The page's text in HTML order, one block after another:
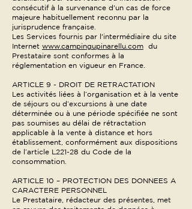
consécutif à la survenance d'un cas de force
majeure habituellement reconnu par la
jurisprudence française.
Les Services fournis par l'intermédiaire du site
Internet www.campingupinarellu.com du
Prestataire sont conformes à la
réglementation en vigueur en France.
ARTICLE 9 - DROIT DE RETRACTATION
Les activités liées à l’organisation et à la vente
de séjours ou d’excursions à une date
déterminée ou à une période spécifiée ne sont
pas soumises au délai de rétractation
applicable à la vente à distance et hors
établissement, conformément aux dispositions
de l’article L221-28 du Code de la
consommation.
ARTICLE 10 – PROTECTION DES DONNEES A
CARACTERE PERSONNEL
Le Prestataire, rédacteur des présentes, met